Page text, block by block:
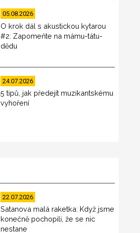
05.08.2026
O krok dál s akustickou kytarou
#2: Zapomeňte na mámu-tátu-
dědu
24.07.2026
5 tipů, jak předejít muzikantskému
vyhoření
22.07.2026
Satanova malá raketka: Když jsme
konečně pochopili, že se nic
nestane